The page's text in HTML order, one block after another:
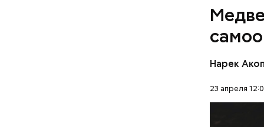
Нарек
23 апреля